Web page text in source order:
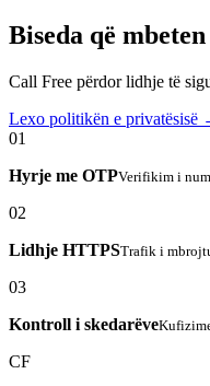
Biseda që
Call Free përdor lidhje të
Lexo politikën e privatësisë
01
Hyrje me OTPVerifikim i
02
Lidhje HTTPSTrafik i
03
Kontroll i skedarëve
CF